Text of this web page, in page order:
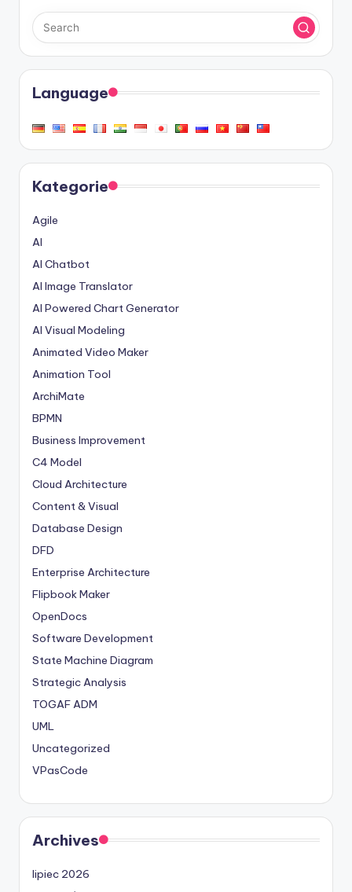
Language
Kategorie
Agile
AI
AI Chatbot
AI Image Translator
AI Powered Chart Generator
AI Visual Modeling
Animated Video Maker
Animation Tool
ArchiMate
BPMN
Business Improvement
C4 Model
Cloud Architecture
Content & Visual
Database Design
DFD
Enterprise Architecture
Flipbook Maker
OpenDocs
Software Development
State Machine Diagram
Strategic Analysis
TOGAF ADM
UML
Uncategorized
VPasCode
Archives
lipiec 2026